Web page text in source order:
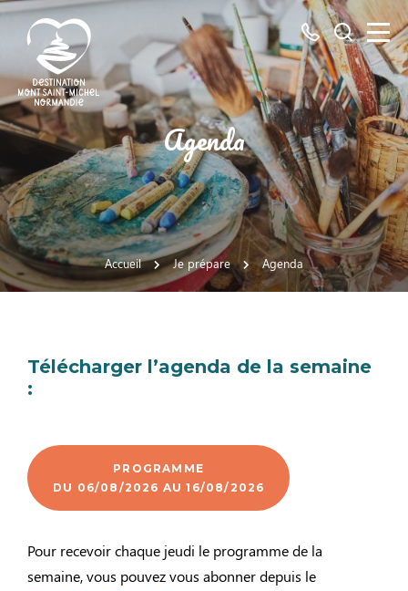
Destination
Mont
Saint-
Michel
Normandie
Tous
les
numéros
ici
Je
Agenda
Accueil Je prépare Agenda
Télécharger l’agenda de la semaine
:
PROGRAMME
DU 06/08/2026 AU 16/08/2026
Pour recevoir chaque jeudi le programme de la
semaine, vous pouvez vous abonner depuis le